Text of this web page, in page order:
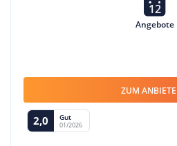
12
Angebote
ZUM
2,0 Gut
01/2026